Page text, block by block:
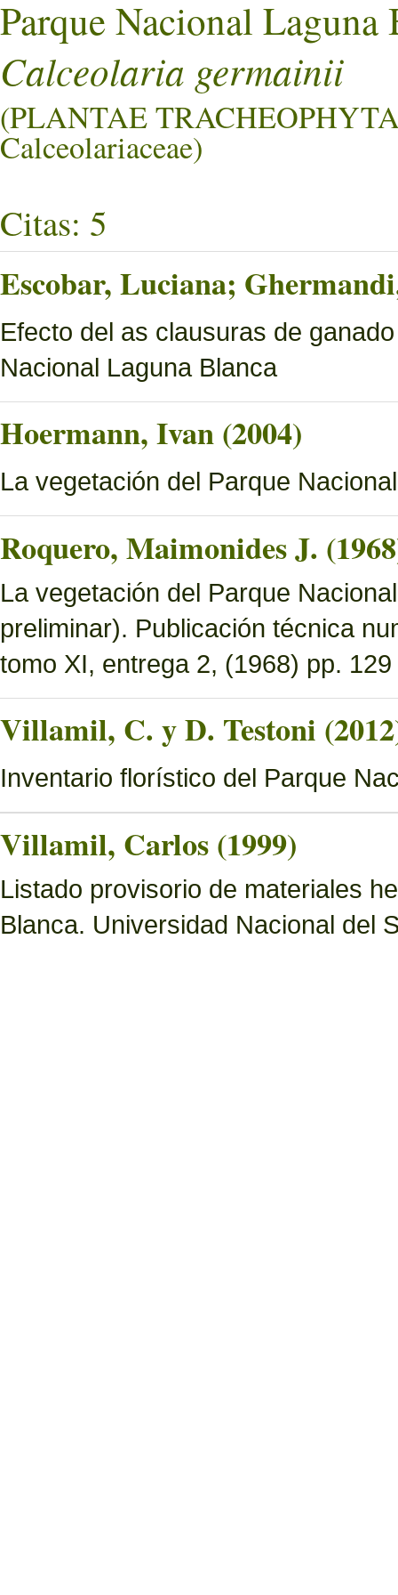
Parque Nacional Laguna
Calceolaria germainii
(PLANTAE
Calceolariaceae)
Citas: 5
Escobar, Luciana;
Efecto del as clausuras de
Nacional Laguna Blanca
Hoermann, Ivan (2004)
La vegetación del Parque
Roquero, Maimonides J.
La vegetación del Parque
preliminar). Publicación técnica
tomo XI, entrega 2, (1968) pp.
Villamil, C. y D. Testoni
Inventario florístico del Parque
Villamil, Carlos (1999)
Listado provisorio de materiales
Blanca. Universidad Nacional del